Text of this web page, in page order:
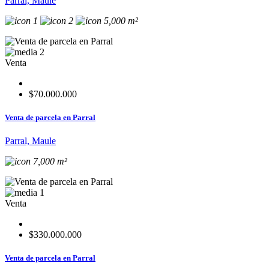
1
2 5,000 m²
2
Venta
$70.000.000
Venta de parcela en Parral
Parral, Maule
7,000 m²
1
Venta
$330.000.000
Venta de parcela en Parral